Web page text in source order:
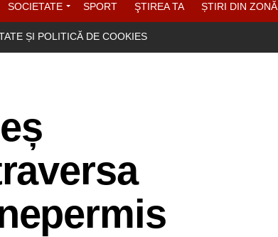
SOCIETATE SPORT ŞTIREA TA ȘTIRI DIN ZONĂ
ȘI POLITICĂ DE COOKIES